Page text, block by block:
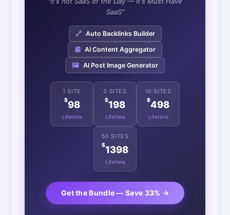
SaaS"
🔗 Auto Backlinks Builder
📰 AI Content Aggregator
🖼️ AI Post Image Generator
1 SITE
$98
Lifetime
3 SITES
$198
Lifetime
10 SITES
$498
Lifetime
50 SITES
$1398
Lifetime
Get the Bundle — Save 33% →